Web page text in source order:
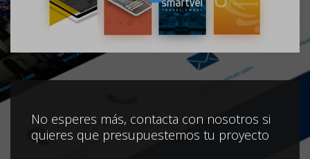
No esperes más, contacta con nosotros si
quieres que presupuestemos tu proyecto